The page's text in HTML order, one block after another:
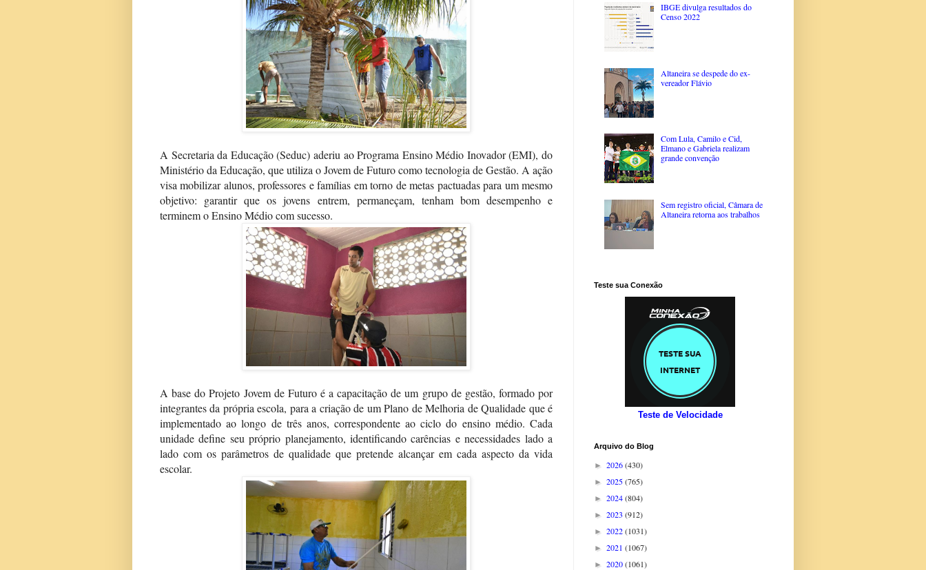
A Secretaria da Educação (Seduc) aderiu ao Programa Ensino Médio Inovador (EMI), do
Ministério da Educação, que utiliza o Jovem de Futuro como tecnologia de Gestão. A ação
visa mobilizar alunos, professores e famílias em torno de metas pactuadas para um mesmo
objetivo: garantir que os jovens entrem, permaneçam, tenham bom desempenho e
terminem o Ensino Médio com sucesso.
A base do Projeto Jovem de Futuro é a capacitação de um grupo de gestão, formado por
integrantes da própria escola, para a criação de um Plano de Melhoria de Qualidade que é
implementado ao longo de três anos, correspondente ao ciclo do ensino médio. Cada
unidade define seu próprio planejamento, identificando carências e necessidades lado a
lado com os parâmetros de qualidade que pretende alcançar em cada aspecto da vida
escolar.
IBGE divulga resultados do
Censo 2022
Altaneira se despede do ex-
vereador Flávio
Com Lula, Camilo e Cid,
Elmano e Gabriela realizam
grande convenção
Sem registro oficial, Câmara de
Altaneira retorna aos trabalhos
Teste sua Conexão
Teste de Velocidade
Arquivo do Blog
► 2026(430)
► 2025(765)
► 2024(804)
► 2023 (912)
► 2022(1031)
► 2021 (1067)
► 2020(1061)